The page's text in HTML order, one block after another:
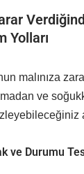
Yolları
malınıza
ve
ve Durumu